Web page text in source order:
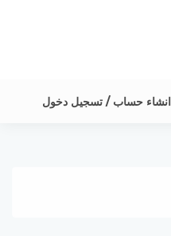
انشاء حساب / تسجيل دخول